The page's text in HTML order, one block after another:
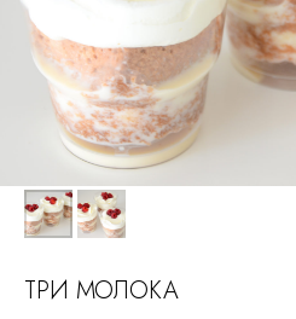
ТРИ МОЛОКА